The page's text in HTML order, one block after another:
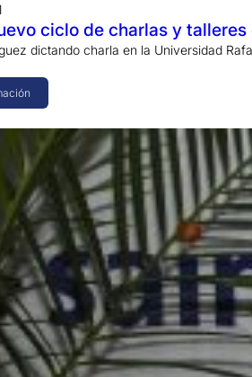
ciclo de charlas y
dictando charla en la Universidad